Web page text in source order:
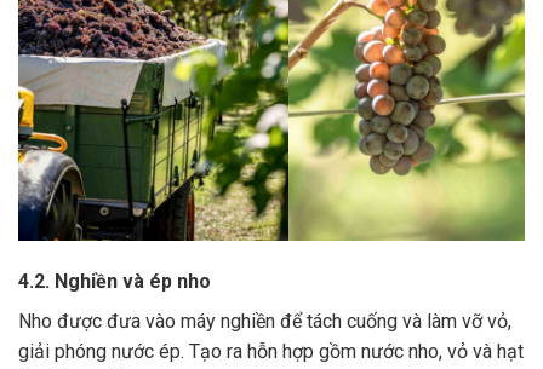
4.2. Nghiền và ép nho
Nho được đưa vào máy nghiền để tách cuống và làm vỡ vỏ,
giải phóng nước ép. Tạo ra hỗn hợp gồm nước nho, vỏ và hạt